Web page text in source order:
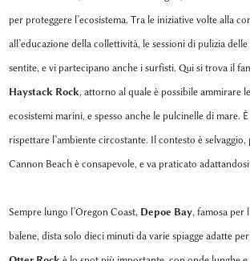
per proteggere l’ecosistema. Tra le iniziative volte alla
all’educazione della collettività, le sessioni di pulizia
sentite, e vi partecipano anche i surfisti. Qui si trova il
Haystack Rock, attorno al quale è possibile ammirare
ecosistemi marini, e spesso anche le pulcinelle di mare.
rispettare l’ambiente circostante. Il contesto è
Cannon Beach è consapevole, e va praticato
Sempre lungo l’Oregon Coast, Depoe Bay, famosa per
balene, dista solo dieci minuti da varie spiagge adatte